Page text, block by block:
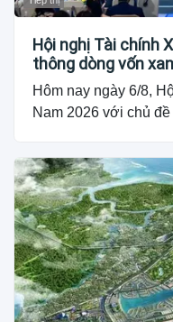
Hội nghị Tài chính
thông dòng vốn
Hôm nay ngày 6/8,
Nam 2026 với chủ